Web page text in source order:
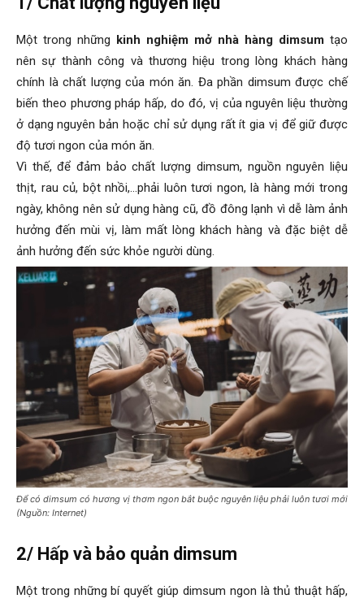
Một trong những kinh nghiệm mở nhà hàng dimsum tạo
nên sự thành công và thương hiệu trong lòng khách hàng
chính là chất lượng của món ăn. Đa phần dimsum được chế
biến theo phương pháp hấp, do đó, vị của nguyên liệu thường
ở dạng nguyên bản hoặc chỉ sử dụng rất ít gia vị để giữ được
độ tươi ngon của món ăn.
Vì thế, để đảm bảo chất lượng dimsum, nguồn nguyên liệu
thịt, rau củ, bột nhồi,…phải luôn tươi ngon, là hàng mới trong
ngày, không nên sử dụng hàng cũ, đồ đông lạnh vì dễ làm ảnh
hưởng đến mùi vị, làm mất lòng khách hàng và đặc biệt dễ
ảnh hưởng đến sức khỏe người dùng.
Để có dimsum có hương vị thơm ngon bắt buộc nguyên liệu phải luôn tươi mới
(Nguồn: Internet)
2/ Hấp và bảo quản dimsum
Một trong những bí quyết giúp dimsum ngon là thủ thuật hấp,